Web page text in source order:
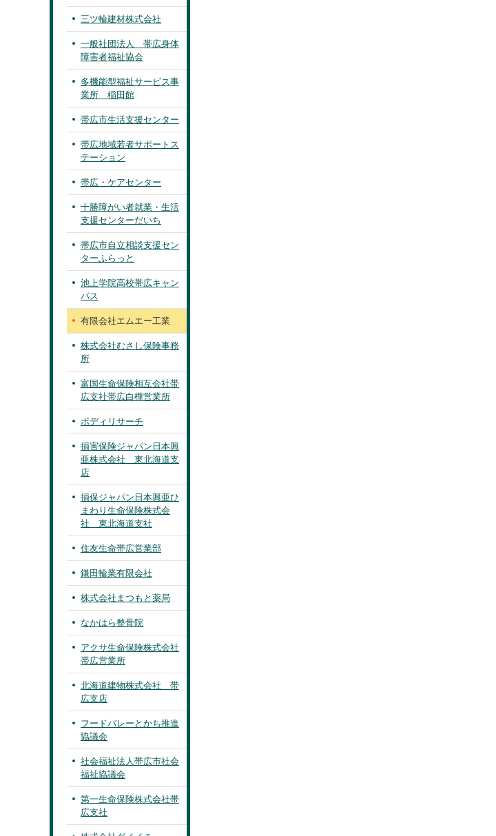
三ツ輪建材株式会社
一般社団法人 帯広身体
障害者福祉協会
多機能型福祉サービス事
業所 稲田館
帯広市生活支援センター
帯広地域若者サポートス
テーション
帯広・ケアセンター
十勝障がい者就業・生活
支援センターだいち
帯広市自立相談支援セン
ターふらっと
池上学院高校帯広キャン
パス
有限会社エムエー工業
株式会社むさし保険事務
所
富国生命保険相互会社帯
広支社帯広白樺営業所
ボディリサーチ
損害保険ジャパン日本興
亜株式会社 東北海道支
店
損保ジャパン日本興亜ひ
まわり生命保険株式会
社 東北海道支社
住友生命帯広営業部
鎌田輪業有限会社
株式会社まつもと薬局
なかはら整骨院
アクサ生命保険株式会社
帯広営業所
北海道建物株式会社 帯
広支店
フードバレーとかち推進
協議会
社会福祉法人帯広市社会
福祉協議会
第一生命保険株式会社帯
広支社